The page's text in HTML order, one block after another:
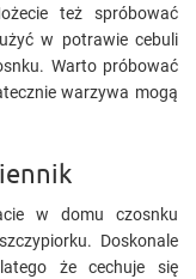
też spróbować
w potrawie cebuli
Warto próbować
warzywa mogą
w domu czosnku
Doskonale
że cechuje się